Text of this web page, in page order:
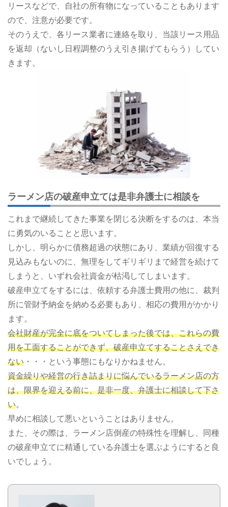
リースなどで、自社の所有物になっていることもあります
ので、注意が必要です。
そのうえで、各リース業者に連絡を取り、当該リース用品
を返却（ないし日程調整のうえ引き揚げてもらう）してい
きます。
ラーメン店の破産申立ては是非弁護士に相談を
これまで継続してきた事業を閉じる決断をするのは、本当
に勇気のいることと思います。
しかし、明らかに債務超過の状態にあり、業績が回復する
見込みもないのに、無理をしてギリギリまで経営を続けて
しまうと、いずれ会社資金が枯渇してしまいます。
破産申立てをするには、依頼する弁護士費用の他に、裁判
所に管財予納金を納める必要もあり、相応の費用がかかり
ます。
会社財産が完全に底をついてしまった後では、これらの費
用を工面することができず、破産申立てすることさえでき
ない ・・・という事態にもなりかねません。
資金繰りや経営の行き詰まりに悩んでいるラーメン店の方
は、限界を迎える前に、是非一度、弁護士に相談して下さ
い。
早めに相談して悪いということはありません。
また、その際は、ラーメン店倒産の特殊性を理解し、同種
の破産申立てに精通している弁護士を選ぶようにすると良
いでしょう。